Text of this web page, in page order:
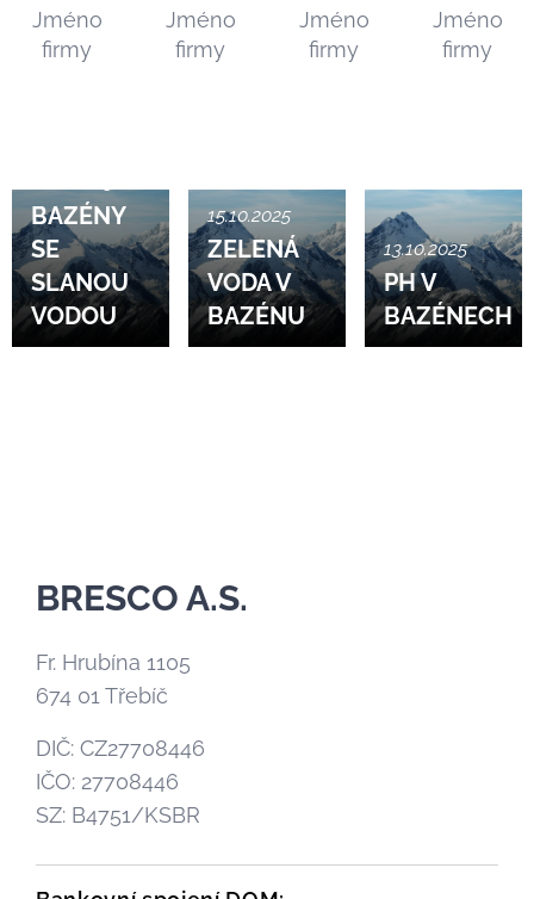
Jméno
firmy
Jméno
firmy
Jméno
firmy
Jméno
firmy
BAZÉNY
SE
SLANOU
VODOU
15.10.2025
ZELENÁ
VODA V
BAZÉNU
13.10.2025
PH V
BAZÉNECH
BRESCO A.S.
Fr. Hrubína 1105
674 01 Třebíč
DIČ: CZ27708446
IČO: 27708446
SZ: B4751/KSBR